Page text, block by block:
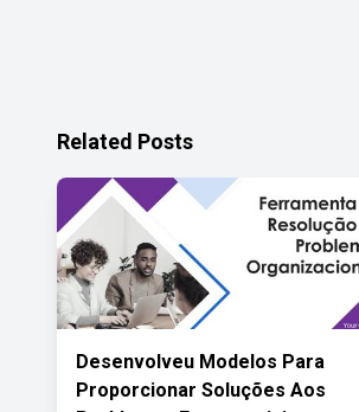
Related Posts
Desenvolveu Modelos Para
Proporcionar Soluções Aos